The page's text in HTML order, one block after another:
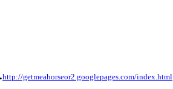
http://getmeahorseor2.googlepages.com/index.html